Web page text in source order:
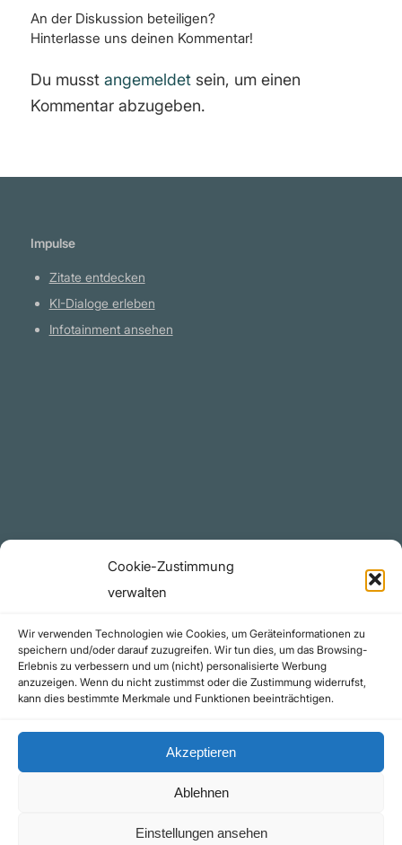
Cookie-Zustimmung
verwalten
Wir verwenden Technologien wie Cookies, um Geräteinformationen zu
speichern und/oder darauf zuzugreifen. Wir tun dies, um das Browsing-
Erlebnis zu verbessern und um (nicht) personalisierte Werbung
anzuzeigen. Wenn du nicht zustimmst oder die Zustimmung widerrufst,
kann dies bestimmte Merkmale und Funktionen beeinträchtigen.
Akzeptieren
Ablehnen
Einstellungen ansehen
An der Diskussion beteiligen?
Hinterlasse uns deinen Kommentar!
Du musst angemeldetsein, um einen
Kommentar abzugeben.
Impulse
Zitate entdecken
KI-Dialoge erleben
Infotainment ansehen
Datenschutzerklärung
Cookie-Richtlinie (EU)
Impressum
Kontakt
*Als Amazon-Partner erhalte ich eine kleine Provision für qualifizierte Käufe